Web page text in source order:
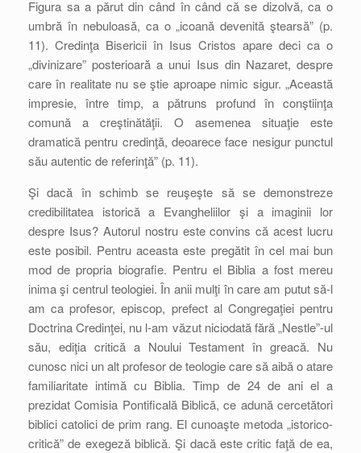
Figura sa a părut din când în când că se dizolvă, ca o
umbră în nebuloasă, ca o „icoană devenită ştearsă” (p.
11). Credinţa Bisericii în Isus Cristos apare deci ca o
„divinizare” posterioară a unui Isus din Nazaret, despre
care în realitate nu se ştie aproape nimic sigur. „Această
impresie, între timp, a pătruns profund în conştiinţa
comună a creştinătăţii. O asemenea situaţie este
dramatică pentru credinţă, deoarece face nesigur punctul
său autentic de referinţă” (p. 11).
Şi dacă în schimb se reuşeşte să se demonstreze
credibilitatea istorică a Evangheliilor şi a imaginii lor
despre Isus? Autorul nostru este convins că acest lucru
este posibil. Pentru aceasta este pregătit în cel mai bun
mod de propria biografie. Pentru el Biblia a fost mereu
inima şi centrul teologiei. În anii mulţi în care am putut să-l
am ca profesor, episcop, prefect al Congregaţiei pentru
Doctrina Credinţei, nu l-am văzut niciodată fără „Nestle”-ul
său, ediţia critică a Noului Testament în greacă. Nu
cunosc nici un alt profesor de teologie care să aibă o atare
familiaritate intimă cu Biblia. Timp de 24 de ani el a
prezidat Comisia Pontificală Biblică, ce adună cercetători
biblici catolici de prim rang. El cunoaşte metoda „istorico-
critică” de exegeză biblică. Şi dacă este critic faţă de ea,